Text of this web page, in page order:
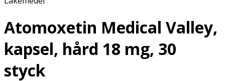
Atomoxetin Medical Valley,
kapsel, hård 18 mg, 30
styck